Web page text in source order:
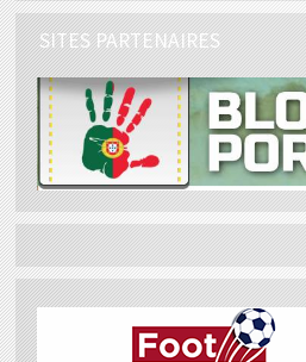
SITES PARTENAIRES